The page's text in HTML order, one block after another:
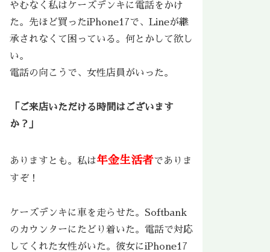
やむなく私はケーズデンキに電話をかけ
た。先ほど買ったiPhone17で、Lineが継
承されなくて困っている。何とかして欲し
い。
電話の向こうで、女性店員がいった。
「ご来店いただける時間はございます
か？」
ありますとも。私は年金生活者でありま
すぞ！
ケーズデンキに車を走らせた。Softbank
のカウンターにたどり着いた。電話で対応
してくれた女性がいた。彼女にiPhone17